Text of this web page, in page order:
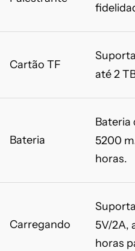
Cartão TF
até 2
Bateria
Bateria
5200
horas.
Carregando
5V/2A,
horas